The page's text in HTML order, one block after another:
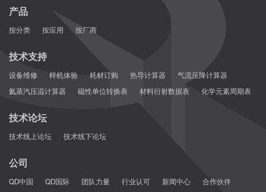
产品
按分类 按应用 按厂商
技术支持
设备维修 样机体验 耗材订购 热导计算器
气流压降计算器
氦蒸汽压温计算器
磁性单位转换表 材料衍射数据表 化学元素周期表
技术论坛
技术线上论坛 技术线下论坛
公司
QD中国 QD国际 团队力量 行业认可 新闻中心
合作伙伴